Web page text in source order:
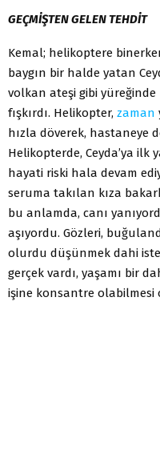
GEÇMİŞTEN GELEN TEHDİT
Kemal; helikoptere
baygın bir halde yatan
volkan ateşi gibi
fışkırdı. Helikopter, zaman
hızla döverek, hastaneye
Helikopterde, Ceyda’ya ilk
hayati riski hala devam
seruma takılan kıza
bu anlamda, canı
aşıyordu. Gözleri,
olurdu düşünmek dahi
gerçek vardı, yaşamı bir
işine konsantre olabilmesi